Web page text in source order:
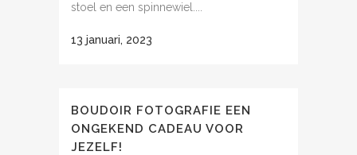
stoel en een spinnewiel....
13 januari, 2023
BOUDOIR FOTOGRAFIE EEN
ONGEKEND CADEAU VOOR
JEZELF!